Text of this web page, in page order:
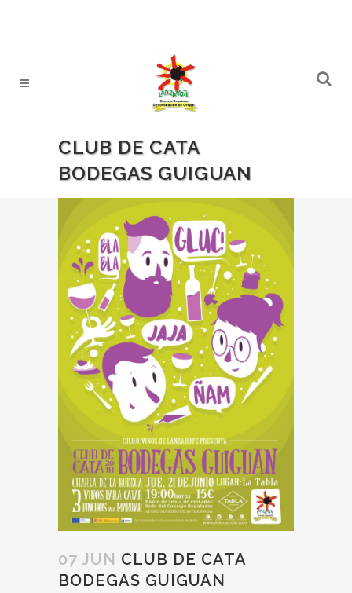
CLUB DE CATA
BODEGAS GUIGUAN
07 JUN CLUB DE CATA
BODEGAS GUIGUAN